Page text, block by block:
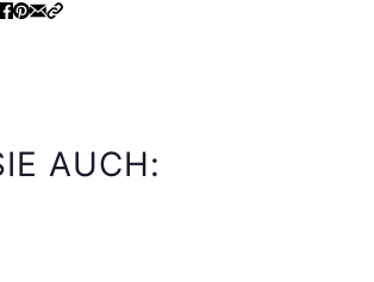
AUCH: